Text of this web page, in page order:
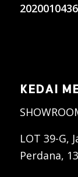
KEDAI
LOT 39-G,
Perdana,